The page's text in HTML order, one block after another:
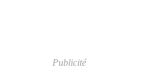
Publicité